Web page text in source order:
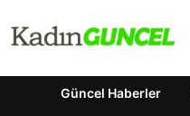
Güncel Haberler